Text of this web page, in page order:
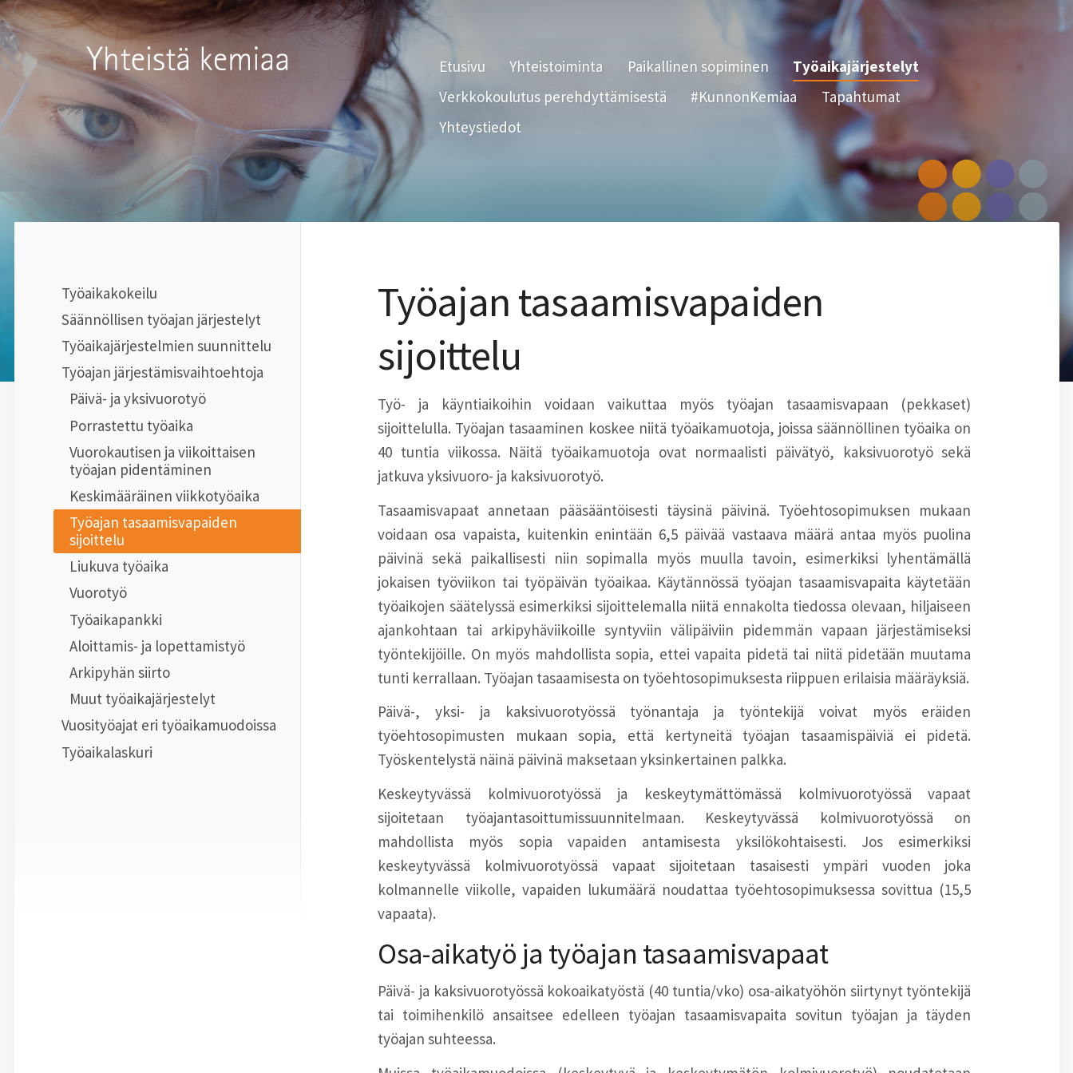
Siirry
sivun
sisältöön
Kemianteollisuus ry Etusivu Yhteistoiminta Paikallinen sopiminen
Työaikajärjestelyt
Verkkokoulutus perehdyttämisestä
#KunnonKemiaa
Tapahtumat
Yhteystiedot
Työaikakokeilu
Säännöllisen työajan järjestelyt
Työaikajärjestelmien suunnittelu
Työajan järjestämisvaihtoehtoja
Päivä- ja yksivuorotyö
Porrastettu työaika
Vuorokautisen ja viikoittaisen
työajan pidentäminen
Keskimääräinen viikkotyöaika
Työajan tasaamisvapaiden
sijoittelu
Liukuva työaika
Vuorotyö
Työaikapankki
Aloittamis- ja lopettamistyö
Arkipyhän siirto
Muut työaikajärjestelyt
Vuosityöajat eri työaikamuodoissa
Työaikalaskuri
Työajan tasaamisvapaiden
sijoittelu
Työ- ja käyntiaikoihin voidaan vaikuttaa myös työajan tasaamisvapaan (pekkaset)
sijoittelulla. Työajan tasaaminen koskee niitä työaikamuotoja, joissa säännöllinen työaika on
40 tuntia viikossa. Näitä työaikamuotoja ovat normaalisti päivätyö, kaksivuorotyö sekä
jatkuva yksivuoro- ja kaksivuorotyö.
Tasaamisvapaat annetaan pääsääntöisesti täysinä päivinä. Työehtosopimuksen mukaan
voidaan osa vapaista, kuitenkin enintään 6,5 päivää vastaava määrä antaa myös puolina
päivinä sekä paikallisesti niin sopimalla myös muulla tavoin, esimerkiksi lyhentämällä
jokaisen työviikon tai työpäivän työaikaa. Käytännössä työajan tasaamisvapaita käytetään
työaikojen säätelyssä esimerkiksi sijoittelemalla niitä ennakolta tiedossa olevaan, hiljaiseen
ajankohtaan tai arkipyhäviikoille syntyviin välipäiviin pidemmän vapaan järjestämiseksi
työntekijöille. On myös mahdollista sopia, ettei vapaita pidetä tai niitä pidetään muutama
tunti kerrallaan. Työajan tasaamisesta on työehtosopimuksesta riippuen erilaisia määräyksiä.
Päivä-, yksi- ja kaksivuorotyössä työnantaja ja työntekijä voivat myös eräiden
työehtosopimusten mukaan sopia, että kertyneitä työajan tasaamispäiviä ei pidetä.
Työskentelystä näinä päivinä maksetaan yksinkertainen palkka.
Keskeytyvässä kolmivuorotyössä ja keskeytymättömässä kolmivuorotyössä vapaat
sijoitetaan työajantasoittumissuunnitelmaan. Keskeytyvässä kolmivuorotyössä on
mahdollista myös sopia vapaiden antamisesta yksilökohtaisesti. Jos esimerkiksi
keskeytyvässä kolmivuorotyössä vapaat sijoitetaan tasaisesti ympäri vuoden joka
kolmannelle viikolle, vapaiden lukumäärä noudattaa työehtosopimuksessa sovittua (15,5
vapaata).
Osa-aikatyö ja työajan tasaamisvapaat
Päivä- ja kaksivuorotyössä kokoaikatyöstä (40 tuntia/vko) osa-aikatyöhön siirtynyt työntekijä
tai toimihenkilö ansaitsee edelleen työajan tasaamisvapaita sovitun työajan ja täyden
työajan suhteessa.